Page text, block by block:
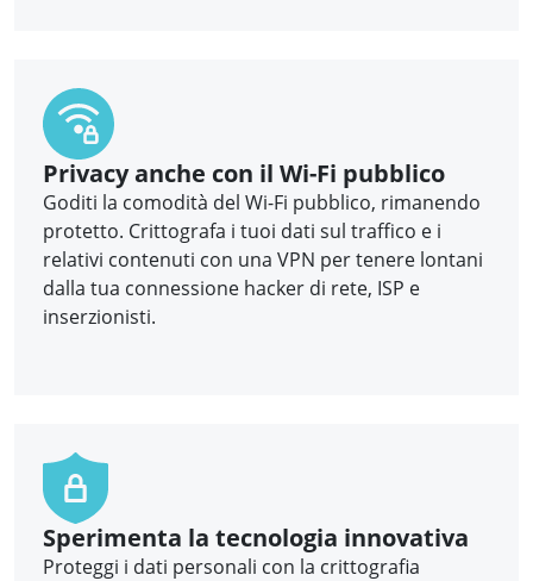
Privacy anche con il Wi-Fi pubblico
Goditi la comodità del Wi-Fi pubblico, rimanendo
protetto. Crittografa i tuoi dati sul traffico e i
relativi contenuti con una VPN per tenere lontani
dalla tua connessione hacker di rete, ISP e
inserzionisti.
Sperimenta la tecnologia innovativa
Proteggi i dati personali con la crittografia